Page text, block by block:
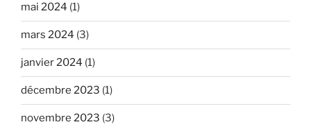
mai 2024 (1)
mars 2024 (3)
janvier 2024 (1)
décembre 2023 (1)
novembre 2023 (3)